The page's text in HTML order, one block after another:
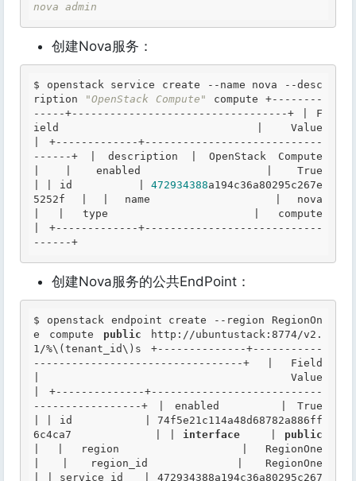
nova admin
创建Nova服务：
$ openstack service create --name nova --desc
ription
"OpenStack Compute"
compute +--------
-----+----------------------------------+ | F
ield
Value
| +-------------+----------------------------
------+
| description | OpenStack
Compute
| enabled     |
True
| id          | 472934388a194c36a80295c267e
5252f |
| name        | nova
| type        | compute
+-------------+----------------------------
------+
创建Nova服务的公共EndPoint：
$ openstack endpoint create --region RegionOn
e compute public http://ubuntustack:8774/v2.
1/%\(tenant_id\)s +--------------+-----------
---------------------------------+ | Field
| Value
| +--------------+---------------------------
-----------------+ | enabled      | True
| | id           | 74f5e21c114a48d68782a886ff
6c4ca7           | | interface
public
| | region       | RegionOne
| | region_id    | RegionOne
| | service_id   | 472934388a194c36a80295c267